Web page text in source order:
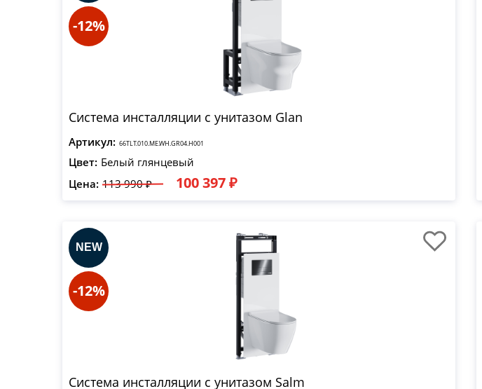
-12%
Система инсталляции с унитазом Glan
Артикул: 66TLT.010.ME.WH.GR04.H001
Цвет: Белый глянцевый
Цена: 113 990 ₽ 100 397 ₽
-12%
Система инсталляции с унитазом Salm